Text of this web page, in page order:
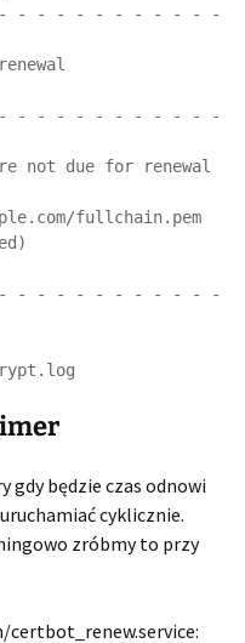
- - - - - - - - - - -
- - - - - - - - - - -
not due for renewal
- - - - - - - - - - -
gdy będzie czas odnowi
cyklicznie.
zróbmy to przy